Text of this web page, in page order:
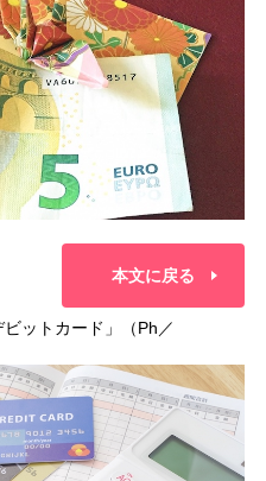
本文に戻る
ットカード」（Ph／